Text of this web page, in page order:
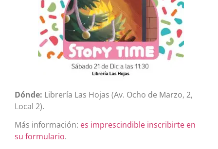
Dónde: Librería Las Hojas (Av. Ocho de Marzo, 2,
Local 2).
Más información: es imprescindible inscribirte en
su formulario.